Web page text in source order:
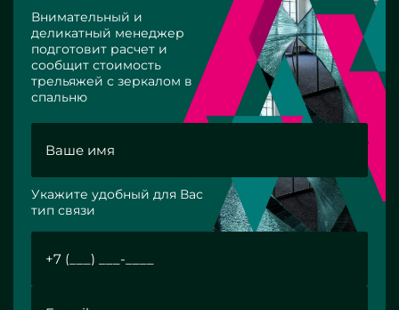
Внимательный и
деликатный менеджер
подготовит расчет и
сообщит стоимость
трельяжей с зеркалом в
спальню
Укажите удобный для Вас
тип связи